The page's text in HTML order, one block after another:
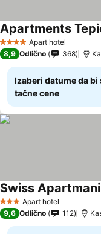
4 ZvezdiceApart hotel
Apartments
8,9 Odlično 368
Izaberi datume da bi
tačne cene
3 ZvezdiceApart hotel
Swiss Apartmani
9,6 Odlično 112